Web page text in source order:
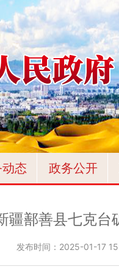
态 政务公开
疆鄯善县七克台
发布时间： 2025-01-17